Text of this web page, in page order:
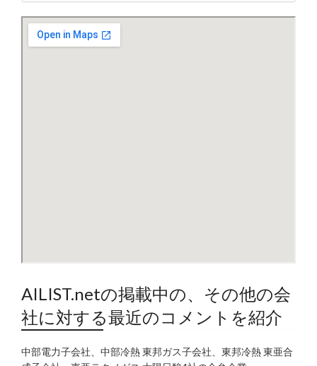
AILIST.netの掲載中の、その他の会
社に対する最近のコメントを紹介
中部電力子会社、中部冷熱 東邦ガス子会社、東邦冷熱 東亜合